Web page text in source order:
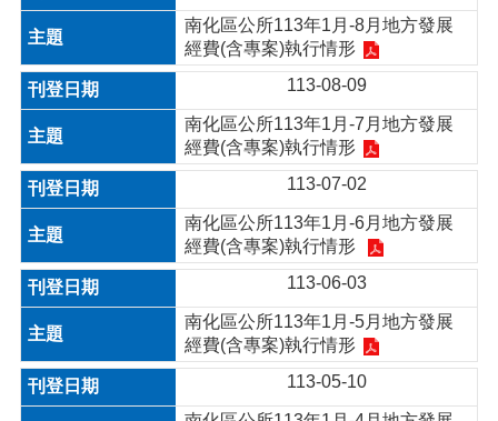
南化區公所113年1月-8月地方發展
經費(含專案)執行情形
113-08-09
南化區公所113年1月-7月地方發展
經費(含專案)執行情形
113-07-02
南化區公所113年1月-6月地方發展
經費(含專案)執行情形
113-06-03
南化區公所113年1月-5月地方發展
經費(含專案)執行情形
113-05-10